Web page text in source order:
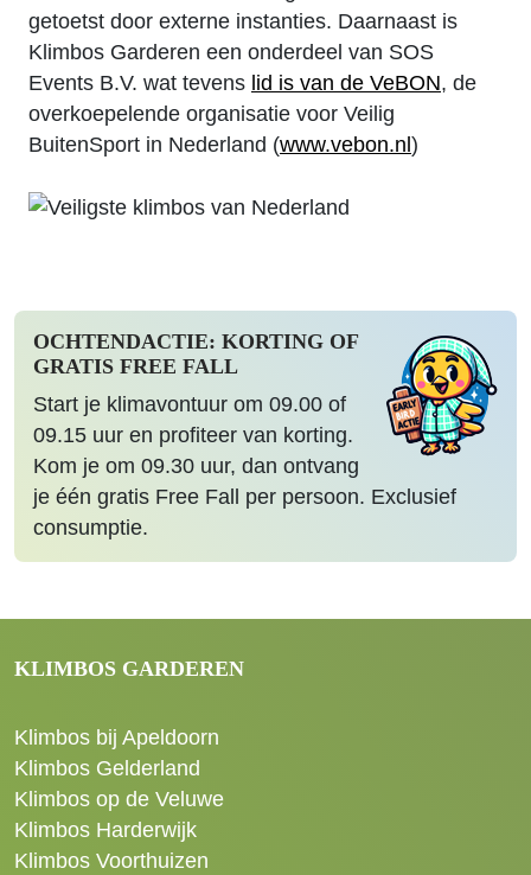
getoetst door externe instanties. Daarnaast is
Klimbos Garderen een onderdeel van SOS
Events B.V. wat tevens lid is van de VeBON, de
overkoepelende organisatie voor Veilig
BuitenSport in Nederland (www.vebon.nl )
OCHTENDACTIE: KORTING OF
GRATIS FREE FALL
Start je klimavontuur om 09.00 of
09.15 uur en profiteer van korting.
Kom je om 09.30 uur, dan ontvang
je één gratis Free Fall per persoon. Exclusief
consumptie.
KLIMBOS GARDEREN
Klimbos bij Apeldoorn
Klimbos Gelderland
Klimbos op de Veluwe
Klimbos Harderwijk
Klimbos Voorthuizen